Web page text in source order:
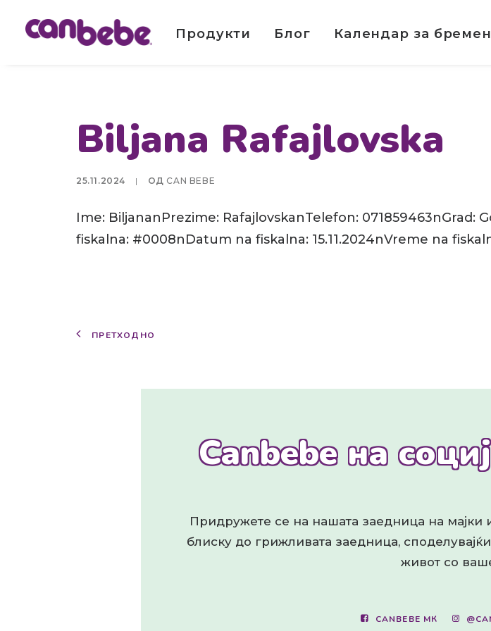
Продукти Блог Календар за
Biljana Rafajlovska
25.11.2024 | ОД CAN BEBE
Ime: BiljananPrezime: RafajlovskanTelefon: 071859463nGrad:
fiskalna: #0008nDatum na fiskalna: 15.11.2024nVreme na
ПРЕТХОДНО
Canbebe на
Придружете се на нашата заедница на мајки
блиску до грижливата заедница,
живот со
CANBEBE МК